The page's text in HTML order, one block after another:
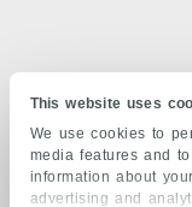
This website uses
We use cookies to
media features and
information about
advertising and